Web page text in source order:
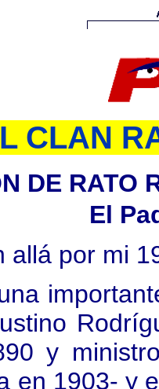
CLAN
DE RATO
El
allá por mi
y
en 1903- y